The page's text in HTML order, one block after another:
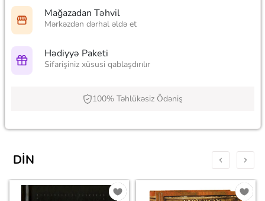
Mağazadan Təhvil
Mərkəzdən dərhal əldə et
Hədiyyə Paketi
Sifarişiniz xüsusi qablaşdırılır
100% Təhlükəsiz Ödəniş
DIN